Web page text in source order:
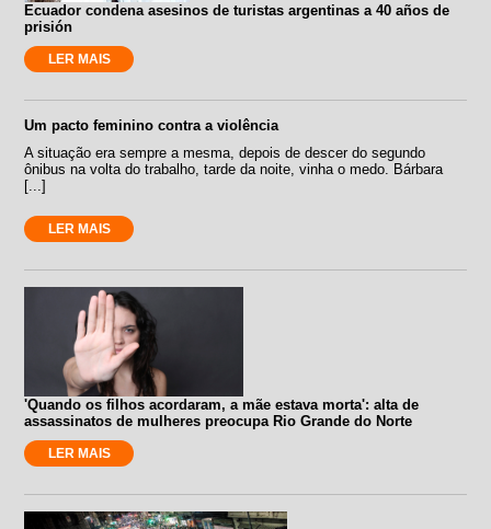
Ecuador condena asesinos de turistas argentinas a 40 años de
prisión
LER MAIS
Um pacto feminino contra a violência
A situação era sempre a mesma, depois de descer do segundo
ônibus na volta do trabalho, tarde da noite, vinha o medo. Bárbara
[...]
LER MAIS
'Quando os filhos acordaram, a mãe estava morta': alta de
assassinatos de mulheres preocupa Rio Grande do Norte
LER MAIS